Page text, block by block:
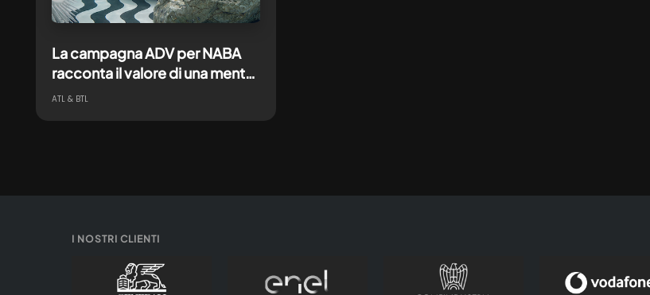
ATL & BTL
La campagna ADV per NABA
racconta il valore di una mente
creativa pronta ad affrontare
I NOSTRI CLIENTI